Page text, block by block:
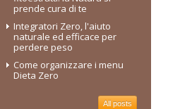
prende cura di te
Integratori Zero, l'aiuto
naturale ed efficace per
perdere peso
Come organizzare i menu
Dieta Zero
All posts